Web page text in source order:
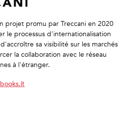
projet promu par Treccani en 2020
le processus d'internationalisation
sa visibilité sur les marchés
la collaboration avec le réseau
à l'étranger.